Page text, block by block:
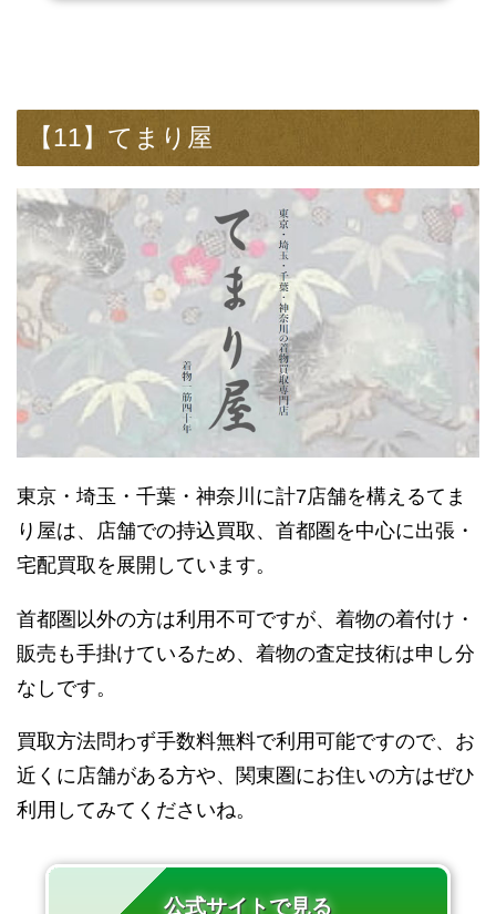
【11】てまり屋
東京・埼玉・千葉・神奈川に計7店舗を構えるてま
り屋は、店舗での持込買取、首都圏を中心に出張・
宅配買取を展開しています。
首都圏以外の方は利用不可ですが、着物の着付け・
販売も手掛けているため、着物の査定技術は申し分
なしです。
買取方法問わず手数料無料で利用可能ですので、お
近くに店舗がある方や、関東圏にお住いの方はぜひ
利用してみてくださいね。
公式サイトで見る